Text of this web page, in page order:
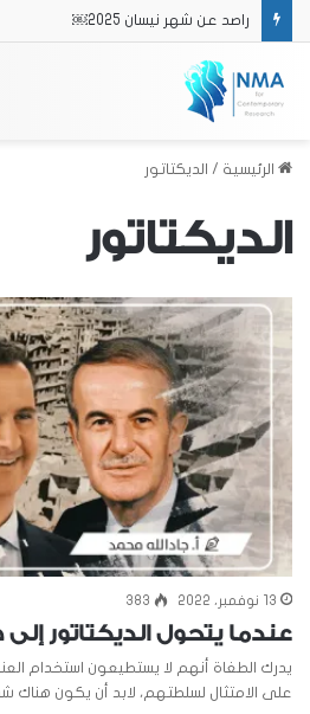
راصد عن شهر نيسان 2025￼
الرئيسية / الديكتاتور
الديكتاتور
13 نوفمبر، 2022 383
عندما يتحول الديكتاتور
يدرك الطغاة أنهم لا يستطيعون استخدام
على الامتثال لسلطتهم، لابد أن يكون هناك